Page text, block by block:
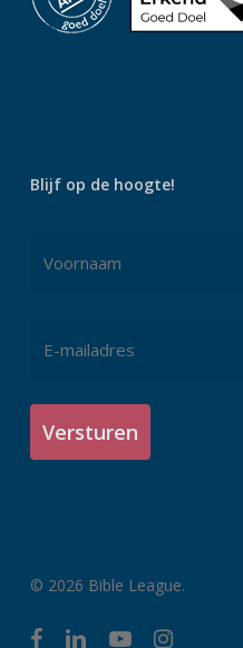
Blijf op de hoogte!
mailadres
© 2026 Bible League.
facebooklinkedinyoutubeinstagram